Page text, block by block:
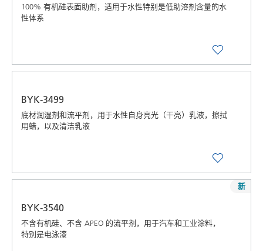
100% 有机硅表面助剂，适用于水性特别是低助溶剂含量的水
性体系
BYK-3499
底材润湿剂和流平剂，用于水性自身亮光（干亮）乳液，擦拭
用蜡，以及清洁乳液
BYK-3540
不含有机硅、不含 APEO 的流平剂，用于汽车和工业涂料，
特别是电泳漆
新